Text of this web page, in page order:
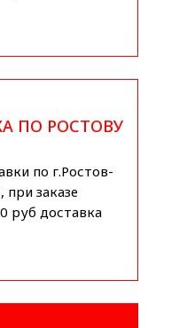
ПО РОСТОВУ
по г.Ростов-
заказе
руб доставка